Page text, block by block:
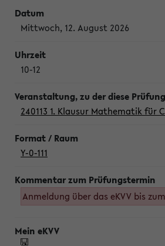
Mittwoch, 12. August 2026
10-12
240113 1. Klausur Mathematik für
Y-0-111
Anmeldung über das eKVV bis